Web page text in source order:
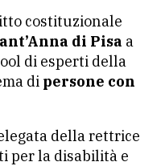
costituzionale
di Pisa a
di esperti della
di persone con
della rettrice
per la disabilità e